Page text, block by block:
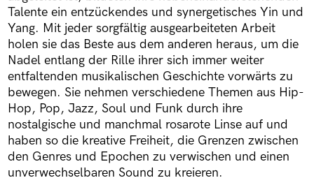
Talente ein entzückendes und synergetisches Yin und
Yang. Mit jeder sorgfältig ausgearbeiteten Arbeit
holen sie das Beste aus dem anderen heraus, um die
Nadel entlang der Rille ihrer sich immer weiter
entfaltenden musikalischen Geschichte vorwärts zu
bewegen. Sie nehmen verschiedene Themen aus Hip-
Hop, Pop, Jazz, Soul und Funk durch ihre
nostalgische und manchmal rosarote Linse auf und
haben so die kreative Freiheit, die Grenzen zwischen
den Genres und Epochen zu verwischen und einen
unverwechselbaren Sound zu kreieren.